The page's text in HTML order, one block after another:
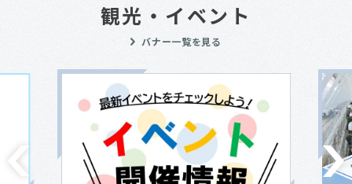
観光・イベント
バナー一覧を見る